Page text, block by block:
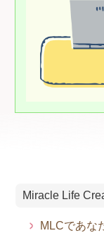
Miracle Life
MLCであな